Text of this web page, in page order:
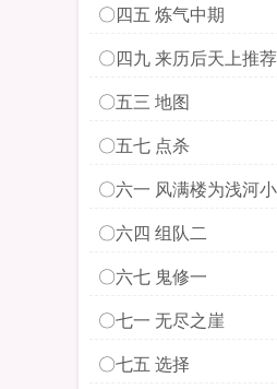
〇四五 炼气中期
〇四九 来历后天上推
〇五三 地图
〇五七 点杀
〇六一 风满楼为浅河
〇六四 组队二
〇六七 鬼修一
〇七一 无尽之崖
〇七五 选择